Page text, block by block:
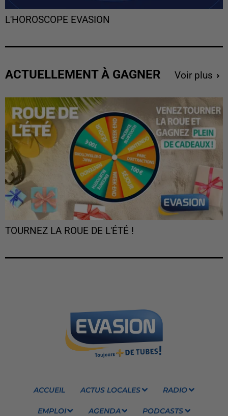
L'HOROSCOPE EVASION
ACTUELLEMENT À GAGNER Voir plus
TOURNEZ LA ROUE DE L'ÉTÉ !
ACCUEIL ACTUS LOCALES RADIO
EMPLOI AGENDA PODCASTS